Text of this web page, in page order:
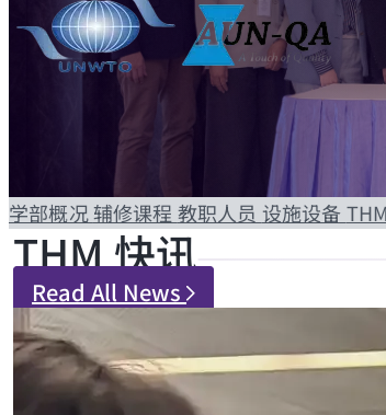
学部概况辅修课程 教职人员 设施设备
THM 快讯
Read All News